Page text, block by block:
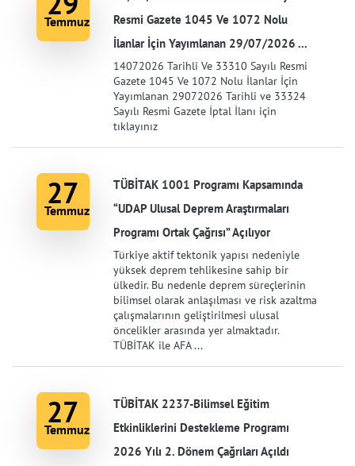
Temmuz
Resmi Gazete 1045 Ve 1072 Nolu
İlanlar İçin Yayımlanan 29/07/2026 ...
14072026 Tarihli Ve 33310 Sayılı Resmi
Gazete 1045 Ve 1072 Nolu İlanlar İçin
Yayımlanan 29072026 Tarihli ve 33324
Sayılı Resmi Gazete İptal İlanı için
tıklayınız
27
Temmuz
TÜBİTAK 1001 Programı Kapsamında
“UDAP Ulusal Deprem Araştırmaları
Programı Ortak Çağrısı” Açılıyor
Türkiye aktif tektonik yapısı nedeniyle
yüksek deprem tehlikesine sahip bir
ülkedir. Bu nedenle deprem süreçlerinin
bilimsel olarak anlaşılması ve risk azaltma
çalışmalarının geliştirilmesi ulusal
öncelikler arasında yer almaktadır.
TÜBİTAK ile AFA ...
27
Temmuz
TÜBİTAK 2237-Bilimsel Eğitim
Etkinliklerini Destekleme Programı
2026 Yılı 2. Dönem Çağrıları Açıldı